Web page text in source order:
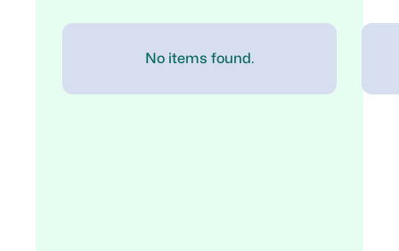
No items found.